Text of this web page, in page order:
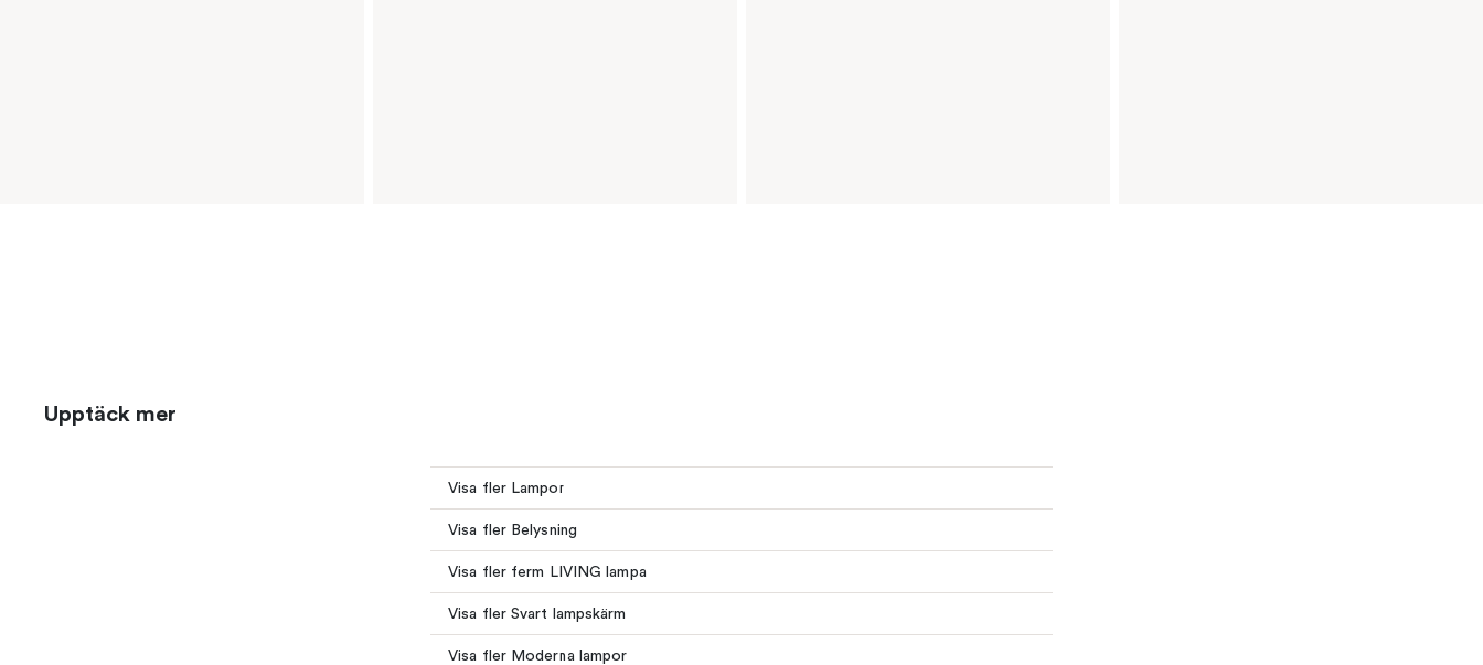
Upptäck mer
Visa fler Lampor
Visa fler Belysning
Visa fler ferm LIVING lampa
Visa fler Svart lampskärm
Visa fler Moderna lampor